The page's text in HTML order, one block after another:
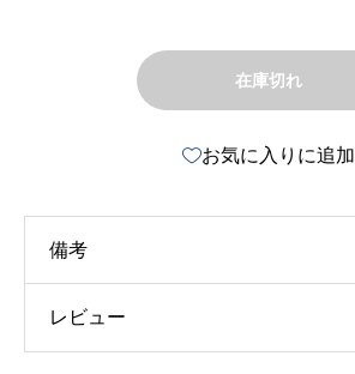
在庫切れ
お気に入りに追加
備考
u30b5u30a4u30ba
レビュー